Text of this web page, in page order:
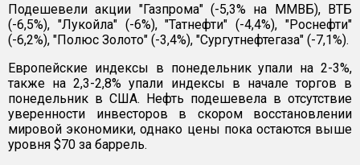
Подешевели акции "Газпрома" (-5,3% на ММВБ), ВТБ
(-6,5%), "Лукойла" (-6%), "Татнефти" (-4,4%), "Роснефти"
(-6,2%), "Полюс Золото" (-3,4%), "Сургутнефтегаза" (-7,1%).
Европейские индексы в понедельник упали на 2-3%,
также на 2,3-2,8% упали индексы в начале торгов в
понедельник в США. Нефть подешевела в отсутствие
уверенности инвесторов в скором восстановлении
мировой экономики, однако цены пока остаются выше
уровня $70 за баррель.